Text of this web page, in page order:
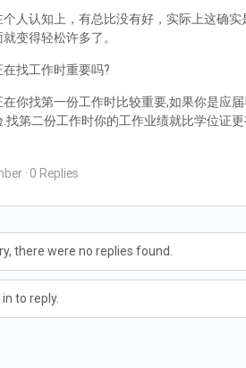
个人认知上，有总比没有好，实际上这确
变得轻松许多了。
在找工作时重要吗?
在你找第一份工作时比较重要,如果你是应
.找第二份工作时你的工作业绩就比学位证
· 0 Replies
there were no replies found.
in to reply.